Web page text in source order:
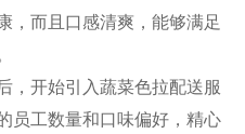
，而且口感清爽，能够满足
开始引入蔬菜色拉配送服
员工数量和口味偏好，精心